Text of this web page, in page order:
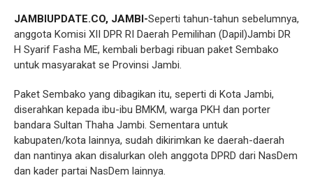
JAMBIUPDATE.CO, JAMBI-Seperti tahun-tahun sebelumnya,
anggota Komisi XII DPR RI Daerah Pemilihan (Dapil)Jambi DR
H Syarif Fasha ME, kembali berbagi ribuan paket Sembako
untuk masyarakat se Provinsi Jambi.
Paket Sembako yang dibagikan itu, seperti di Kota Jambi,
diserahkan kepada ibu-ibu BMKM, warga PKH dan porter
bandara Sultan Thaha Jambi. Sementara untuk
kabupaten/kota lainnya, sudah dikirimkan ke daerah-daerah
dan nantinya akan disalurkan oleh anggota DPRD dari NasDem
dan kader partai NasDem lainnya.